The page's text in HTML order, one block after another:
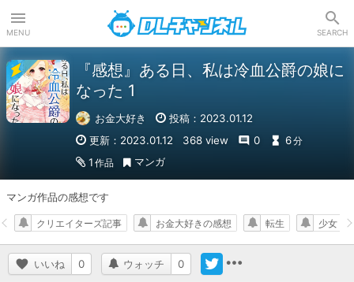
MENU SEARCH
『感想』ある日、私は冷血公爵の娘に
なった 1
お金大好き
投稿：2023.01.12
更新：2023.01.12
368 view 0 6分
1 作品 マンガ
マンガ作品の感想です
いいね 0 ウォッチ 0
クリエイターズ記事 お金大好きの感想 転生 少女